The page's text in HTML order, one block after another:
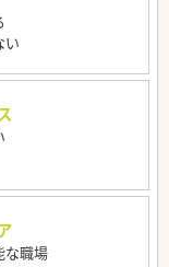
い
な職場